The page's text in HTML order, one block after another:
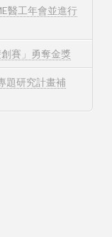
醫工年會並進行
賽」勇奪金獎
題研究計畫補